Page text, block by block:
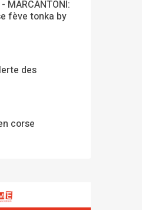
MARCANTONI:
fève tonka by
des
corse